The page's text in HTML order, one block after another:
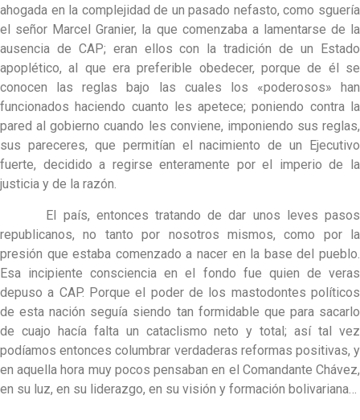
ahogada en la complejidad de un pasado nefasto, como sguería
el señor Marcel Granier, la que comenzaba a lamentarse de la
ausencia de CAP; eran ellos con la tradición de un Estado
apoplético, al que era preferible obedecer, porque de él se
conocen las reglas bajo las cuales los «poderosos» han
funcionados haciendo cuanto les apetece; poniendo contra la
pared al gobierno cuando les conviene, imponiendo sus reglas,
sus pareceres, que permitían el nacimiento de un Ejecutivo
fuerte, decidido a regirse enteramente por el imperio de la
justicia y de la razón.
El país, entonces tratando de dar unos leves pasos
republicanos, no tanto por nosotros mismos, como por la
presión que estaba comenzado a nacer en la base del pueblo.
Esa incipiente consciencia en el fondo fue quien de veras
depuso a CAP. Porque el poder de los mastodontes políticos
de esta nación seguía siendo tan formidable que para sacarlo
de cuajo hacía falta un cataclismo neto y total; así tal vez
podíamos entonces columbrar verdaderas reformas positivas, y
en aquella hora muy pocos pensaban en el Comandante Chávez,
en su luz, en su liderazgo, en su visión y formación bolivariana…